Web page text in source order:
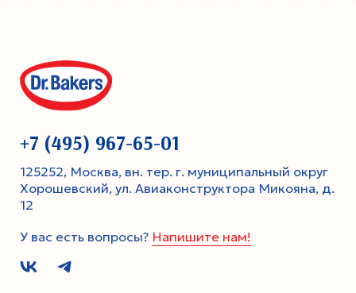
+7 (495) 967-65-01
125252, Москва, вн. тер. г. муниципальный округ
Хорошевский, ул. Авиаконструктора Микояна, д.
12
У вас есть вопросы? Напишите нам!